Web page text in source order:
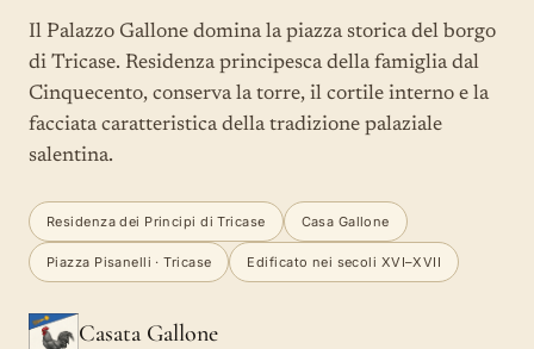
Il Palazzo Gallone domina la piazza storica del borgo
di Tricase. Residenza principesca della famiglia dal
Cinquecento, conserva la torre, il cortile interno e la
facciata caratteristica della tradizione palaziale
salentina.
Residenza dei Principi di Tricase Casa Gallone
Piazza Pisanelli · Tricase Edificato nei secoli XVI–XVII
Casata Gallone